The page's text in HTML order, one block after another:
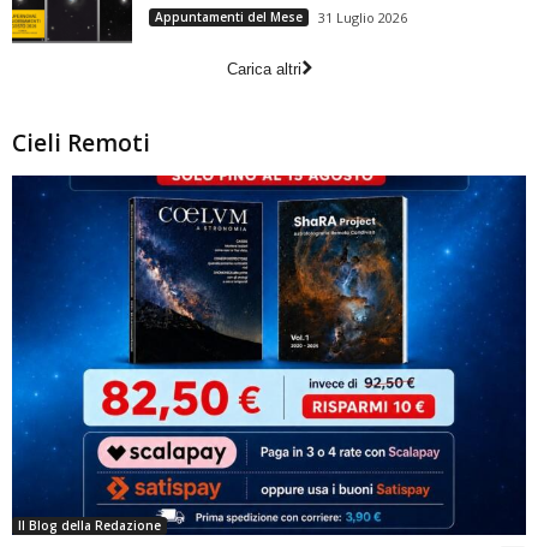
Appuntamenti del Mese 31 Luglio 2026
Carica altri
Cieli Remoti
Il Blog della Redazione